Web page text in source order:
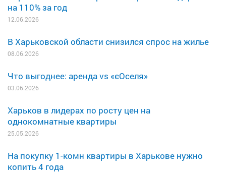
на 110% за год
12.06.2026
В Харьковской области снизился спрос на жилье
08.06.2026
Что выгоднее: аренда vs «єОселя»
03.06.2026
Харьков в лидерах по росту цен на
однокомнатные квартиры
25.05.2026
На покупку 1-комн квартиры в Харькове нужно
копить 4 года